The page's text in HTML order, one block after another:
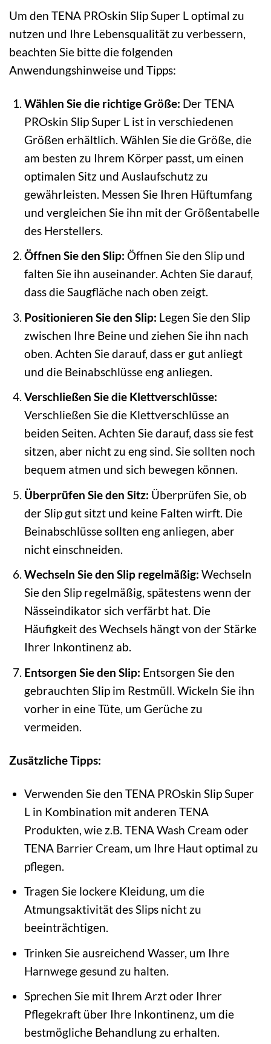
Um den TENA PROskin Slip Super L optimal zu
nutzen und Ihre Lebensqualität zu verbessern,
beachten Sie bitte die folgenden
Anwendungshinweise und Tipps:
Wählen Sie die richtige Größe: Der TENA
PROskin Slip Super L ist in verschiedenen
Größen erhältlich. Wählen Sie die Größe, die
am besten zu Ihrem Körper passt, um einen
optimalen Sitz und Auslaufschutz zu
gewährleisten. Messen Sie Ihren Hüftumfang
und vergleichen Sie ihn mit der Größentabelle
des Herstellers.
Öffnen Sie den Slip: Öffnen Sie den Slip und
falten Sie ihn auseinander. Achten Sie darauf,
dass die Saugfläche nach oben zeigt.
Positionieren Sie den Slip: Legen Sie den Slip
zwischen Ihre Beine und ziehen Sie ihn nach
oben. Achten Sie darauf, dass er gut anliegt
und die Beinabschlüsse eng anliegen.
Verschließen Sie die Klettverschlüsse:
Verschließen Sie die Klettverschlüsse an
beiden Seiten. Achten Sie darauf, dass sie fest
sitzen, aber nicht zu eng sind. Sie sollten noch
bequem atmen und sich bewegen können.
Überprüfen Sie den Sitz: Überprüfen Sie, ob
der Slip gut sitzt und keine Falten wirft. Die
Beinabschlüsse sollten eng anliegen, aber
nicht einschneiden.
Wechseln Sie den Slip regelmäßig: Wechseln
Sie den Slip regelmäßig, spätestens wenn der
Nässeindikator sich verfärbt hat. Die
Häufigkeit des Wechsels hängt von der Stärke
Ihrer Inkontinenz ab.
Entsorgen Sie den Slip: Entsorgen Sie den
gebrauchten Slip im Restmüll. Wickeln Sie ihn
vorher in eine Tüte, um Gerüche zu
vermeiden.
Zusätzliche Tipps:
Verwenden Sie den TENA PROskin Slip Super
L in Kombination mit anderen TENA
Produkten, wie z.B. TENA Wash Cream oder
TENA Barrier Cream, um Ihre Haut optimal zu
pflegen.
Tragen Sie lockere Kleidung, um die
Atmungsaktivität des Slips nicht zu
beeinträchtigen.
Trinken Sie ausreichend Wasser, um Ihre
Harnwege gesund zu halten.
Sprechen Sie mit Ihrem Arzt oder Ihrer
Pflegekraft über Ihre Inkontinenz, um die
bestmögliche Behandlung zu erhalten.